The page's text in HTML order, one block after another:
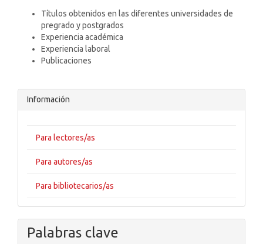
Títulos obtenidos en las diferentes universidades de
pregrado y postgrados
Experiencia académica
Experiencia laboral
Publicaciones
Información
Para lectores/as
Para autores/as
Para bibliotecarios/as
Palabras clave